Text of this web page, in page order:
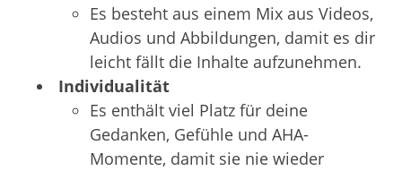
Es besteht aus einem Mix aus Videos,
Audios und Abbildungen, damit es dir
leicht fällt die Inhalte aufzunehmen.
Individualität
Es enthält viel Platz für deine
Gedanken, Gefühle und AHA-
Momente, damit sie nie wieder